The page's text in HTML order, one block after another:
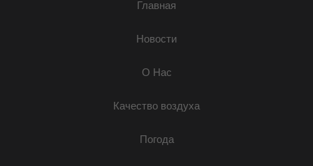
Главная
Новости
О Нас
Качество воздуха
Погода